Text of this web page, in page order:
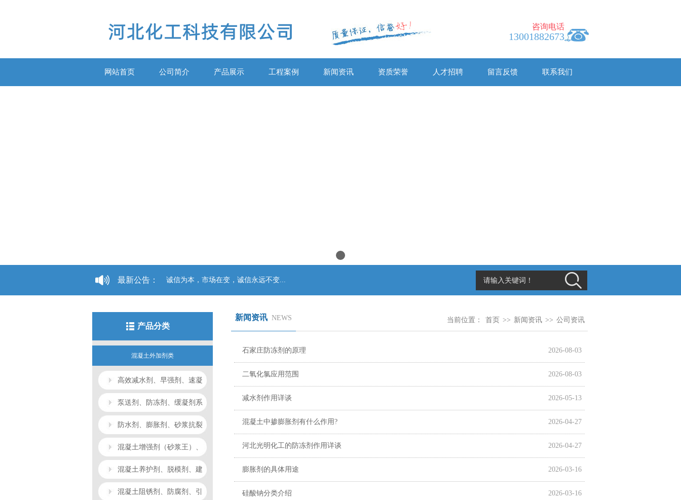
咨询电话
13001882673
网站首页 公司简介 产品展示 工程案例 新闻资讯 资质荣誉 人才招聘 留言反馈 联系我们
最新公告：诚信为本，市场在变，诚信永远不变...
产品分类
混凝土外加剂类
高效减水剂、早强剂、速凝
剂系列泵送剂、防冻剂、缓凝剂系
列 防水剂、膨胀剂、砂浆抗裂
剂系列混凝土增强剂（砂浆王）、
光亮剂、蒸养剂系列
混凝土养护剂、脱模剂、建
筑胶系列混凝土阻锈剂、防腐剂、引
新闻资讯 NEWS 当前位置： 首页 >> 新闻资讯 >> 公司资讯
石家庄防冻剂的原理 2026-08-03
二氧化氯应用范围 2026-08-03
减水剂作用详谈 2026-05-13
混凝土中掺膨胀剂有什么作用? 2026-04-27
河北光明化工的防冻剂作用详谈 2026-04-27
膨胀剂的具体用途 2026-03-16
硅酸钠分类介绍 2026-03-16